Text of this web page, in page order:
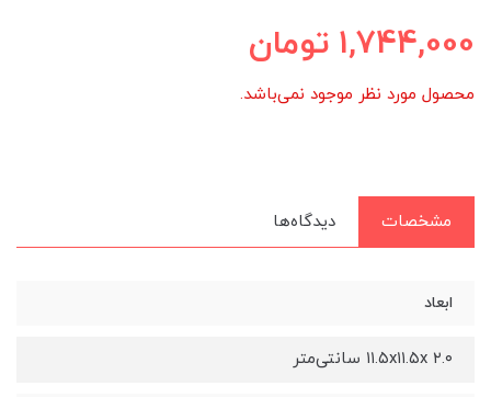
1,744,000 تومان
محصول مورد نظر موجود نمی‌باشد.
مشخصات دیدگاه‌ها
ابعاد
۱۱.۵x۱۱.۵x ۲.۰ سانتی‌متر